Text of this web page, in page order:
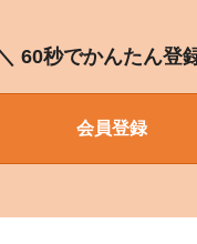
60秒でかんたん登
会員登録